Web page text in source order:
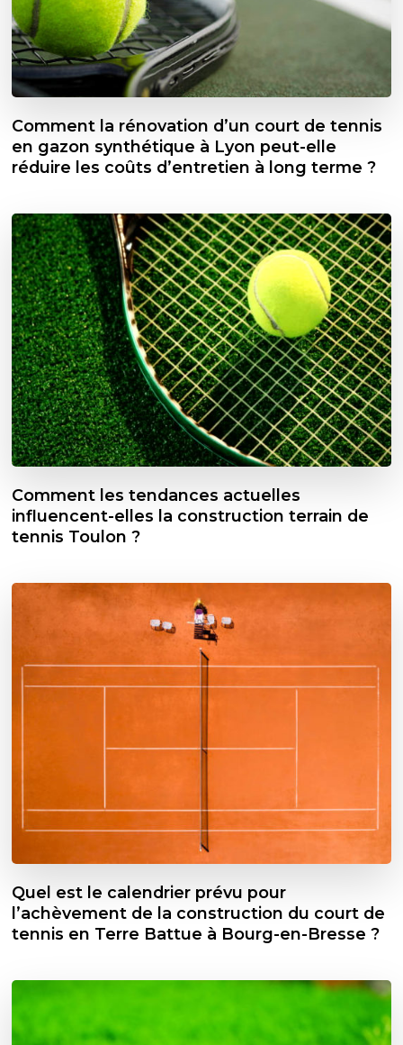
Comment la rénovation d’un court de tennis
en gazon synthétique à Lyon peut-elle
réduire les coûts d’entretien à long terme ?
Comment les tendances actuelles
influencent-elles la construction terrain de
tennis Toulon ?
Quel est le calendrier prévu pour
l’achèvement de la construction du court de
tennis en Terre Battue à Bourg-en-Bresse ?